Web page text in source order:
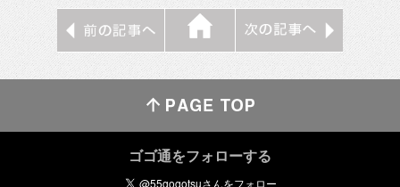
ゴゴ通をフォローする